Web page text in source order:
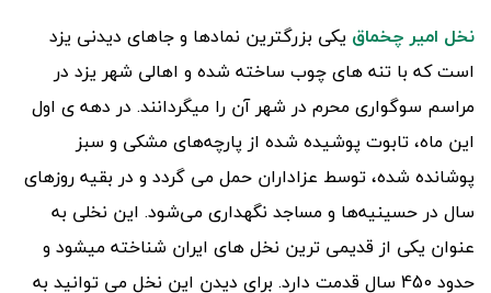
نخل امیر چخماق یکی بزرگترین نمادها و جاهای دیدنی یزد
است که با تنه های چوب ساخته شده و اهالی شهر یزد در
مراسم سوگواری محرم در شهر آن را میگردانند. در دهه ی اول
این ماه، تابوت پوشیده شده از پارچه‌های مشکی و سبز
پوشانده شده، توسط عزاداران حمل می گردد و در بقیه روزهای
سال در حسینیه‌ها و مساجد نگهداری می‌شود. این نخلی به
عنوان یکی از قدیمی ترین نخل های ایران شناخته میشود و
حدود 450 سال قدمت دارد. برای دیدن این نخل می توانید به